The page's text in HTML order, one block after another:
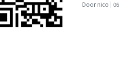
Door nico | 06